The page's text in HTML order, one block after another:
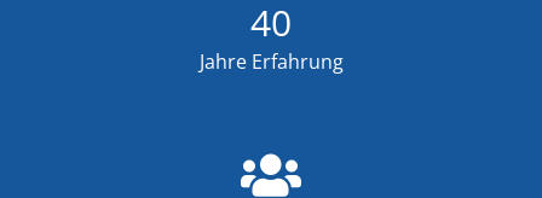
40
Jahre Erfahrung